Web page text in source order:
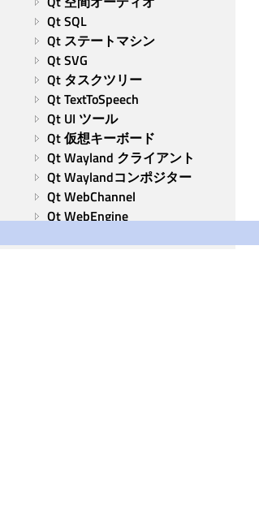
Qt SQL
Qt ステートマシン
Qt SVG
Qt タスクツリー
Qt TextToSpeech
Qt UI ツール
Qt 仮想キーボード
Qt Wayland クライアント
Qt Waylandコンポジター
Qt WebChannel
Qt WebEngine